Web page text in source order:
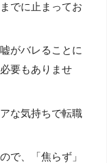
でに止まってお
がバレることに
要もありませ
な気持ちで転職
で、「焦らず」